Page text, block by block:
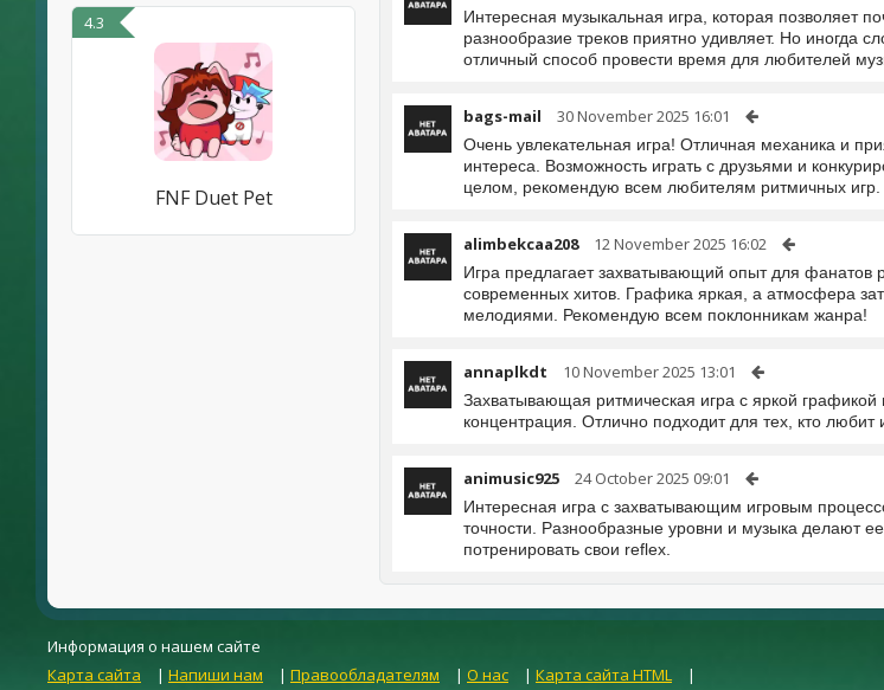
4.3
FNF Duet Pet
Интересная музыкальная игра, которая позволяет
разнообразие треков приятно удивляет. Но иногда
отличный способ провести время для любителей
bags-mail 30 November 2025 16:01
Очень увлекательная игра! Отличная механика и
интереса. Возможность играть с друзьями и
целом, рекомендую всем любителям ритмичных игр.
alimbekcaa208 12 November 2025 16:02
Игра предлагает захватывающий опыт для фанатов
современных хитов. Графика яркая, а атмосфера
мелодиями. Рекомендую всем поклонникам жанра!
annaplkdt 10 November 2025 13:01
Захватывающая ритмическая игра с яркой
концентрация. Отлично подходит для тех, кто
animusic925 24 October 2025 09:01
Интересная игра с захватывающим игровым
точности. Разнообразные уровни и музыка делают
потренировать свои reflex.
Информация о нашем сайте
Карта сайта
| Напиши нам | Правообладателям | О нас | Карта сайта HTML |